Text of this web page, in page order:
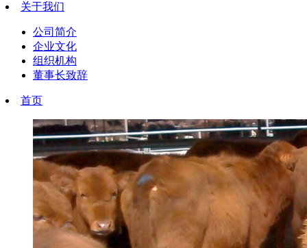
关于我们
公司简介
企业文化
组织机构
董事长致辞
首页